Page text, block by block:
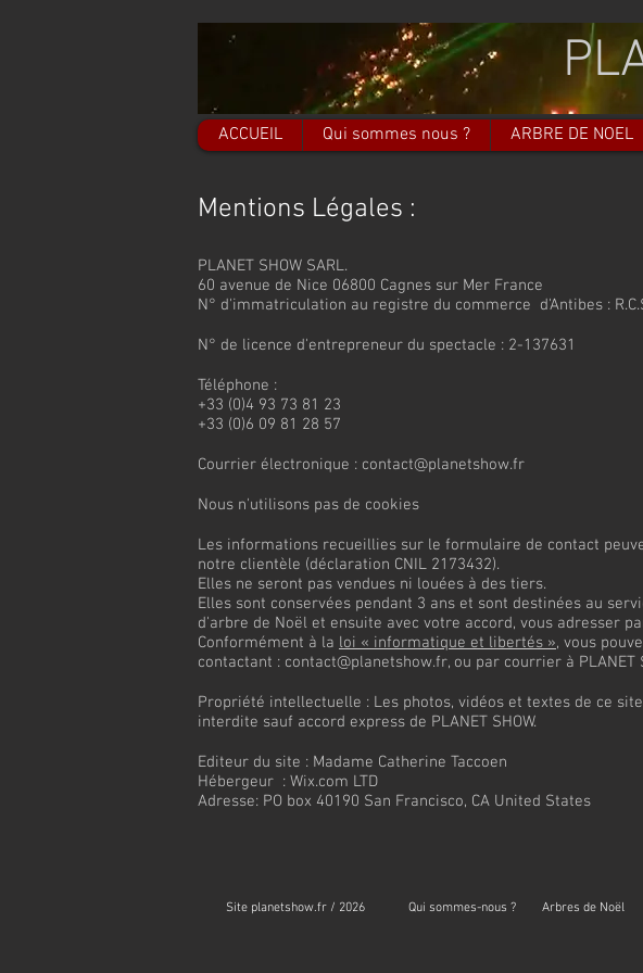
PL
ACCUEIL Qui sommes nous ? ARBRE DE NOEL
Mentions Légales :
PLANET SHOW SARL.
60 avenue de Nice 06800 Cagnes sur Mer France
N° d'immatriculation au registre du commerce d'Antibes :
N° de licence d'entrepreneur du spectacle : 2-137631
Téléphone :
+33 (0)4 93 73 81 23
+33 (0)6 09 81 28 57
Courrier électronique : contact@planetshow.fr
Nous n'utilisons pas de cookies
Les informations recueillies sur le formulaire de contact
notre clientèle (déclaration CNIL 2173432).
Elles ne seront pas vendues ni louées à des tiers.
Elles sont conservées pendant 3 ans et sont destinées au
d'arbre de Noël et ensuite avec votre accord, vous adresser
Conformément à la loi « informatique et libertés », vous
contactant : contact@planetshow.fr, ou par courrier à PLANET
Propriété intellectuelle : Les photos, vidéos et textes de ce
interdite sauf accord express de PLANET SHOW.
Editeur du site : Madame Catherine Taccoen
Hébergeur : Wix.com LTD
Adresse: PO box 40190 San Francisco, CA United States
Site planetshow.fr / 2026 Qui sommes-nous ? Arbres de Noël